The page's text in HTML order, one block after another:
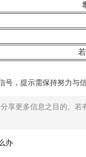
号，提示需保持努力与
享更多信息之目的。
办